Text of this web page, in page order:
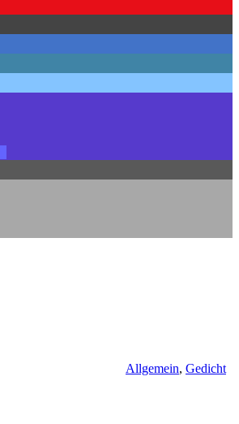
Allgemein, Gedicht